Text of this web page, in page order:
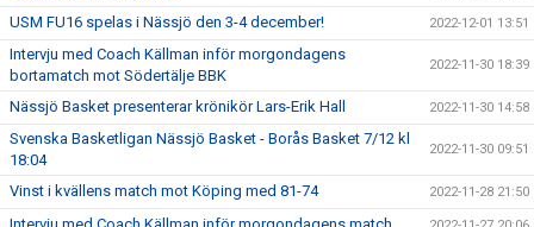
USM FU16 spelas i Nässjö den 3-4 december! 2022-12-01 13:51
Intervju med Coach Källman inför morgondagens
bortamatch mot Södertälje BBK
2022-11-30 18:39
Nässjö Basket presenterar krönikör Lars-Erik Hall 2022-11-30 14:58
Svenska Basketligan Nässjö Basket - Borås Basket 7/12 kl
18:04
2022-11-30 09:51
Vinst i kvällens match mot Köping med 81-74 2022-11-28 21:50